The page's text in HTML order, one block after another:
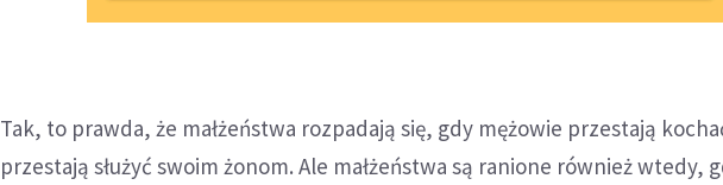
Tak, to prawda, że małżeństwa rozpadają się, gdy mężowie przestają
przestają służyć swoim żonom. Ale małżeństwa są ranione również wtedy,